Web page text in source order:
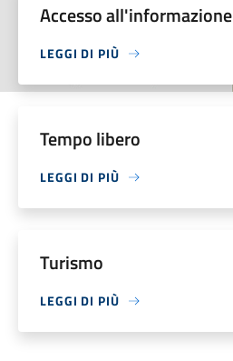
Accesso all'informazione
LEGGI DI PIÙ
Tempo libero
LEGGI DI PIÙ
Turismo
LEGGI DI PIÙ